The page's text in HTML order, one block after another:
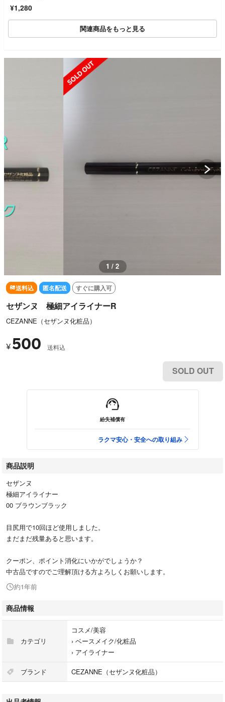
¥1,280
関連商品をもっと見る
SOLD OUT
1 / 2
送料込 匿名配送 すぐに購入可
セザンヌ 極細アイライナーR
CEZANNE（セザンヌ化粧品）
¥ 500 送料込
SOLD OUT
紛失補償有
ラクマ安心・安全への取り組み
商品説明
セザンヌ
極細アイライナー
00 ブラウンブラック
目尻用で10回ほど使用しました。
まだまだ残量あると思います。
クーポン、ポイント消化にいかがでしょうか？
中古品ですのでご理解頂ける方よろしくお願いします。
約1年前
商品情報
カテゴリ
コスメ/美容
› ベースメイク/化粧品
› アイライナー
ブランド CEZANNE（セザンヌ化粧品）